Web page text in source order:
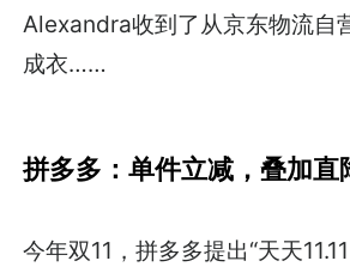
Alexandra收到了从京东物流自
成衣……
拼多多：单件立减，叠加直
今年双11，拼多多提出“天天